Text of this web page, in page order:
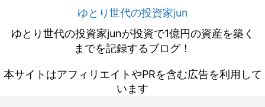
ゆとり世代の投資家jun
ゆとり世代の投資家junが投資で1億円の資産を築く
までを記録するブログ！
本サイトはアフィリエイトやPRを含む広告を利用して
います